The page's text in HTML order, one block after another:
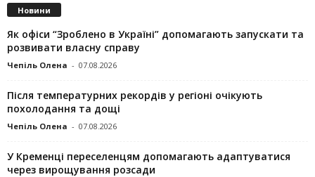
Новини
Як офіси “Зроблено в Україні” допомагають запускaти та
розвивати власну справу
Чепіль Олена - 07.08.2026
Після температурних рекордів у регіоні очікують
похолодання та дощі
Чепіль Олена - 07.08.2026
У Кременці переселенцям допомагають адаптуватися
через вирощування розсади